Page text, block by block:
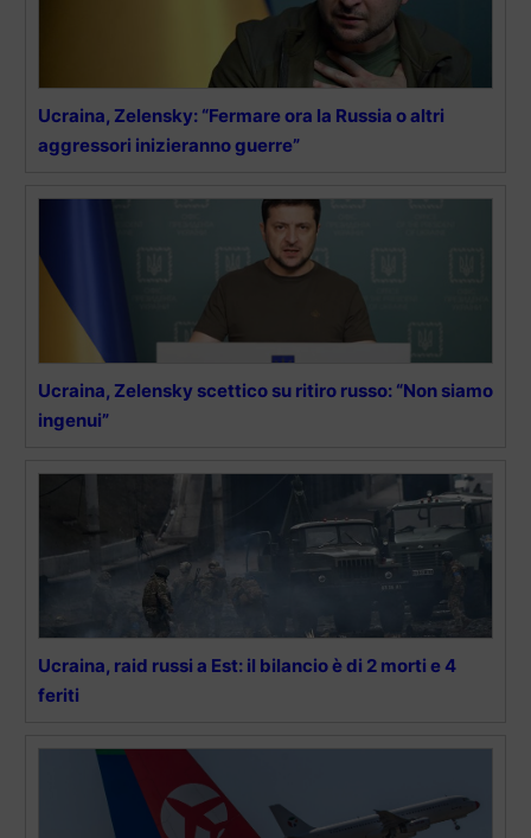
Ucraina, Zelensky: “Fermare ora la Russia o altri
aggressori inizieranno guerre”
Ucraina, Zelensky scettico su ritiro russo: “Non siamo
ingenui”
Ucraina, raid russi a Est: il bilancio è di 2 morti e 4
feriti